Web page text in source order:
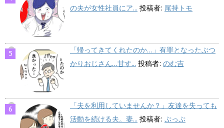
の夫が女性社員にア... 投稿者: 尾持トモ
「帰ってきてくれたのか…」有罪となったぶつ
かりおじさん…甘す... 投稿者: のむ吉
「夫を利用していませんか？」友達を失っても
活動を続ける夫。妻... 投稿者: ぷっぷ